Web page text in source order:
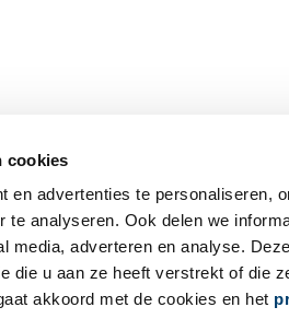
cookies
en advertenties te personaliseren,
te analyseren. Ook delen we
media, adverteren en analyse.
die u aan ze heeft verstrekt of die
akkoord met de cookies en het